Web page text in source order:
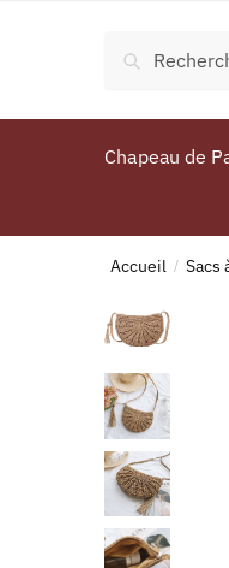
Recherche
Chapeau de
Accueil / Sacs